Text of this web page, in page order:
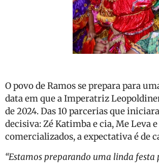
O povo de Ramos se prepara para
data em que a Imperatriz
de 2024. Das 10 parcerias que
decisiva: Zé Katimba e cia, Me Leva
comercializados, a expectativa é de
“Estamos preparando uma linda